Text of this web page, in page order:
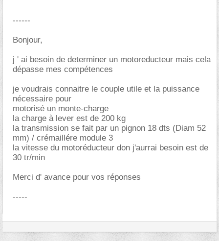
------
Bonjour,
j ' ai besoin de determiner un motoreducteur mais cela
dépasse mes compétences
je voudrais connaitre le couple utile et la puissance
nécessaire pour
motorisé un monte-charge
la charge à lever est de 200 kg
la transmission se fait par un pignon 18 dts (Diam 52
mm) / crémaillére module 3
la vitesse du motoréducteur don j'aurrai besoin est de
30 tr/min
Merci d' avance pour vos réponses
-----